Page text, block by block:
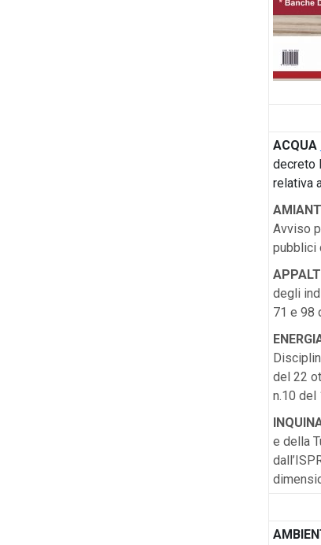
ACQUA
decreto
relativa
Avviso
pubblici
APPALTI
degli
71 e 98
del 22
n.10 del
e della